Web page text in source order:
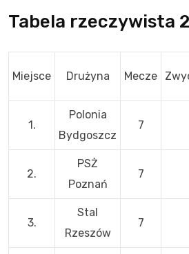
Tabela rzeczywista
Miejsce Drużyna Mecze
1.
Polonia
Bydgoszcz
7
2.
PSŻ
Poznań
7
3.
Stal
Rzeszów
7